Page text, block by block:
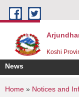
Skip to main content
Koshi
News
You are
Home » Notices and